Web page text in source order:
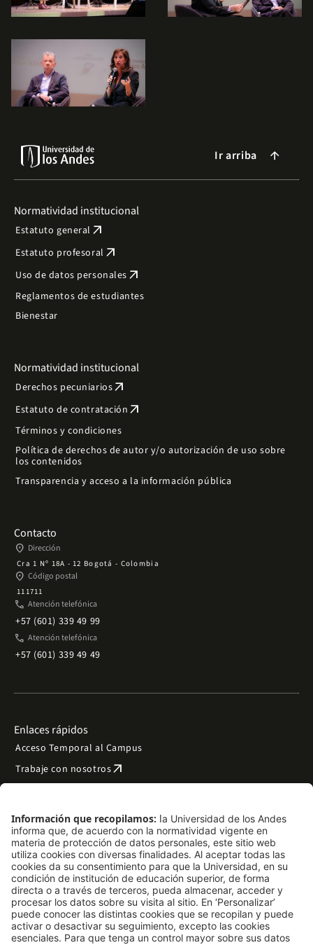
Ir arriba arrow_forward
Normatividad institucional
Estatuto general arrow_outward
Estatuto profesoral arrow_outward
Uso de datos personales arrow_outward
Reglamentos de estudiantes
Bienestar
Normatividad institucional
Derechos pecuniariosarrow_outward
Estatuto de contratación arrow_outward
Términos y condiciones
Política de derechos de autor y/o autorización de uso sobre
los contenidos
Transparencia y acceso a la información pública
Contacto
place Dirección
Cra 1 Nº 18A - 12 Bogotá - Colombia
place Código postal
111711
phone Atención telefónica
+57 (601) 339 49 99
phone Atención telefónica
+57 (601) 339 49 49
Enlaces rápidos
Acceso Temporal al Campus
Trabaje con nosotrosarrow_outward
Preguntas frecuentes
Filantropía y donacionesarrow_outward
Mapa del sitio arrow_outward
Síguenos
LinkedIn